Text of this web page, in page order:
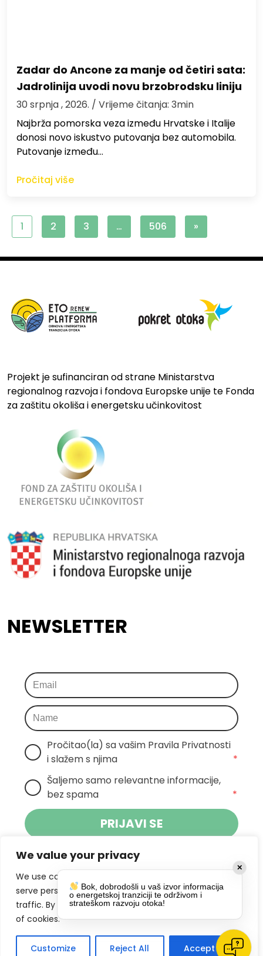
We value your privacy
We use cookies to enhance your browsing experience,
serve personalized ads or content, and analyze our
traffic. By clicking "Accept All", you consent to our use
of cookies.
Customize Reject All Accept All
Zadar do Ancone za manje od četiri sata:
Jadrolinija uvodi novu brzobrodsku liniju
30 srpnja , 2026. / Vrijeme čitanja: 3min
Najbrža pomorska veza između Hrvatske i Italije
donosi novo iskustvo putovanja bez automobila.
Putovanje između…
Pročitaj više
1 2 3 … 506 »
Projekt je sufinanciran od strane Ministarstva
regionalnog razvoja i fondova Europske unije te Fonda
za zaštitu okoliša i energetsku učinkovitost
NEWSLETTER
Pročitao(la) sa vašim Pravila Privatnosti
i slažem s njima
*
Šaljemo samo relevantne informacije,
bez spama
*
PRIJAVI SE
Klikom na gumb dajete suglasnost za
primanje novosti Pokreta Otoka te se
slažete spolitikom privatnosti.
DRUŠTVENE MREŽE
✕
Bok, dobrodošli u vaš izvor informacija
o energetskoj tranziciji te održivom i
strateškom razvoju otoka!